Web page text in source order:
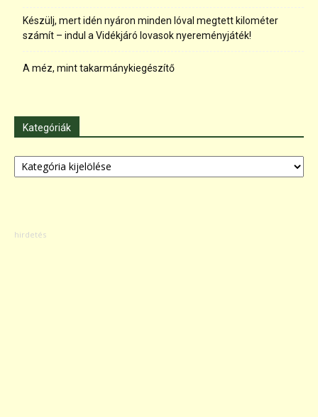
Készülj, mert idén nyáron minden lóval megtett kilométer
számít – indul a Vidékjáró lovasok nyereményjáték!
A méz, mint takarmánykiegészítő
Kategóriák
Kategóriák